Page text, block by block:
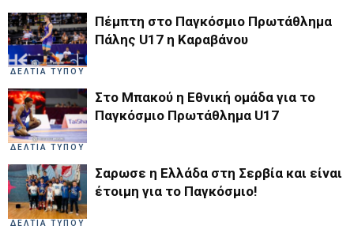
ΔΕΛΤΙΑ ΤΥΠΟΥ
Πέμπτη στο Παγκόσμιο Πρωτάθλημα
Πάλης U17 η Καραβάνου
ΔΕΛΤΙΑ ΤΥΠΟΥ
Στο Μπακού η Εθνική ομάδα για το
Παγκόσμιο Πρωτάθλημα U17
ΔΕΛΤΙΑ ΤΥΠΟΥ
Σαρωσε η Ελλάδα στη Σερβία και είναι
έτοιμη για το Παγκόσμιο!